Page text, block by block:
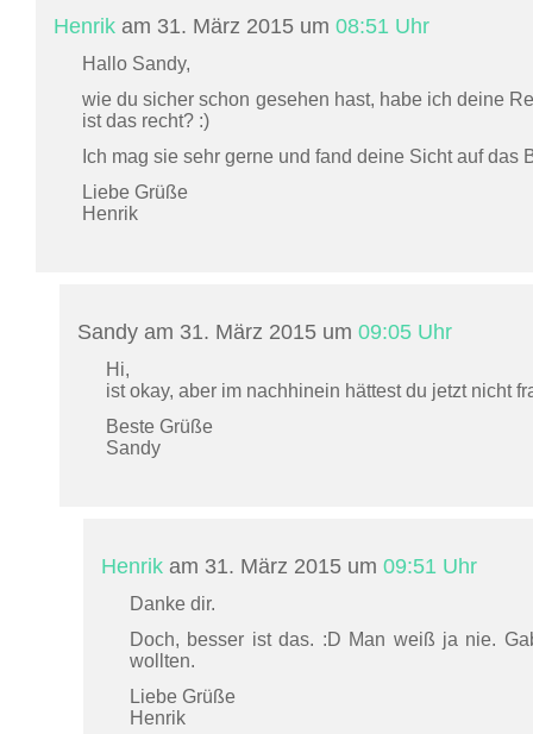
Henrik am 31. März 2015 um 08:51 Uhr
Hallo Sandy,
wie du sicher schon gesehen hast, habe ich deine
ist das recht? :)
Ich mag sie sehr gerne und fand deine Sicht auf das
Liebe Grüße
Henrik
Sandy am 31. März 2015 um 09:05 Uhr
Hi,
ist okay, aber im nachhinein hättest du jetzt nicht
Beste Grüße
Sandy
Henrik am 31. März 2015 um 09:51 Uhr
Danke dir.
Doch, besser ist das. :D Man weiß ja nie.
wollten.
Liebe Grüße
Henrik